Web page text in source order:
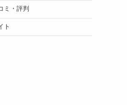
ミ・評判
ト